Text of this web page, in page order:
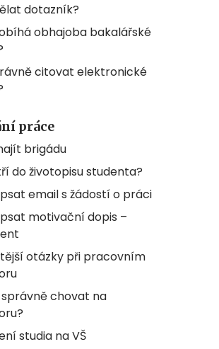
dotazník?
obhajoba bakalářské
citovat elektronické
práce
brigádu
do životopisu studenta?
email s žádostí o práci
motivační dopis –
otázky při pracovním
chovat na
studia na VŠ